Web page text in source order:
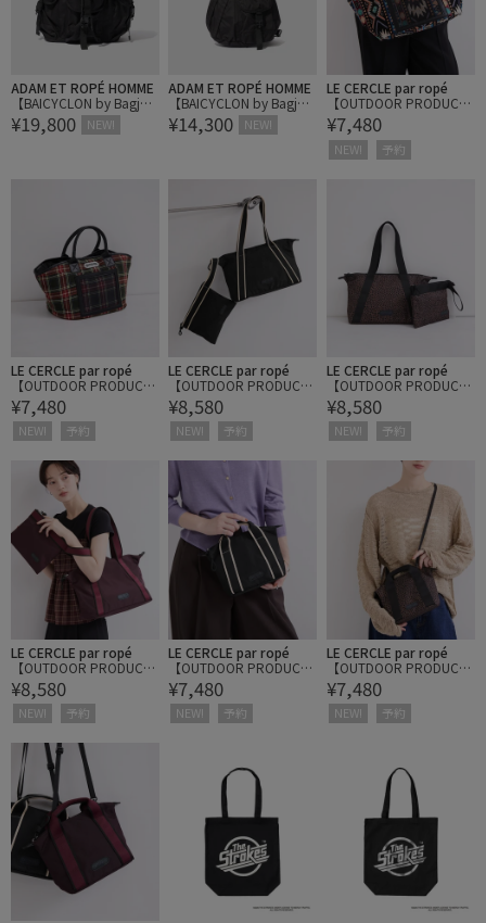
ADAM ET ROPÉ HOMME
【BAICYCLON by Bagjac
k/バイシクロン】BACK P
¥19,800 NEW!
ADAM ET ROPÉ HOMME
【BAICYCLON by Bagjac
k/バイシクロン】SINGLE
STRAP BAG
¥14,300 NEW!
LE CERCLE par ropé
【OUTDOOR PRODUCT
S】ジャガードマルシェ
バッグ
¥7,480
NEW! 予約
LE CERCLE par ropé
【OUTDOOR PRODUCT
S】ジャガードマルシェ
バッグ
¥7,480
NEW! 予約
LE CERCLE par ropé
【OUTDOOR PRODUCT
S】ボートシェイプトー
トバッグ（ポーチ付き）
¥8,580
NEW! 予約
LE CERCLE par ropé
【OUTDOOR PRODUCT
S】ボートシェイプトー
トバッグ（ポーチ付き）
¥8,580
NEW! 予約
LE CERCLE par ropé
【OUTDOOR PRODUCT
S】ボートシェイプトー
トバッグ（ポーチ付き）
¥8,580
NEW! 予約
LE CERCLE par ropé
【OUTDOOR PRODUCT
S】ボートシェイプミニ
バッグ
¥7,480
NEW! 予約
LE CERCLE par ropé
【OUTDOOR PRODUCT
S】ボートシェイプミニ
バッグ
¥7,480
NEW! 予約